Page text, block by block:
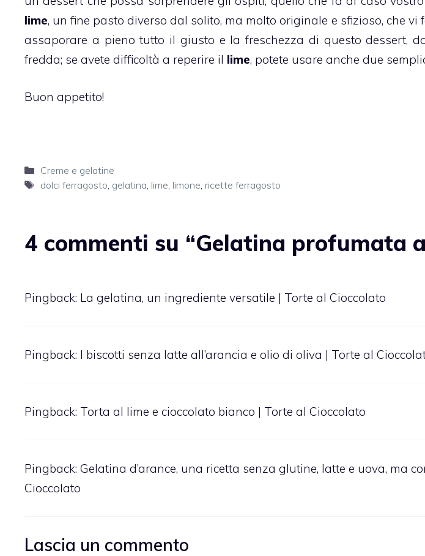
lime, un fine pasto diverso dal solito, ma molto originale e sfizioso, che vi
assaporare a pieno tutto il giusto e la freschezza di questo dessert,
fredda; se avete difficoltà a reperire il lime, potete usare anche due
Buon appetito!
Categorie
Creme e gelatine
Tag
dolci ferragosto, gelatina, lime, limone, ricette ferragosto
4 commenti su “Gelatina profumata
Pingback: La gelatina, un ingrediente versatile | Torte al Cioccolato
Pingback: I biscotti senza latte all’arancia e olio di oliva | Torte al
Pingback: Torta al lime e cioccolato bianco | Torte al Cioccolato
Pingback: Gelatina d’arance, una ricetta senza glutine, latte e uova, ma
Cioccolato
Lascia un commento